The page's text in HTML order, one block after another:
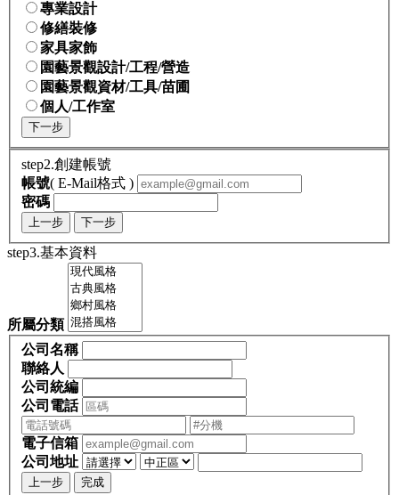
專業設計
修繕裝修
家具家飾
園藝景觀設計/工程/營造
園藝景觀資材/工具/苗圃
個人/工作室
下一步
step2.創建帳號
帳號( E-Mail格式 )
密碼
上一步 下一步
step3.基本資料
所屬分類
公司名稱
聯絡人
公司統編
公司電話
電子信箱
公司地址
上一步 完成